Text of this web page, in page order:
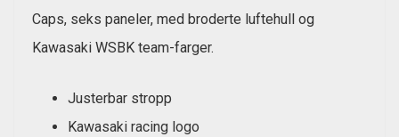
Caps, seks paneler, med broderte luftehull og
Kawasaki WSBK team-farger.
Justerbar stropp
Kawasaki racing logo